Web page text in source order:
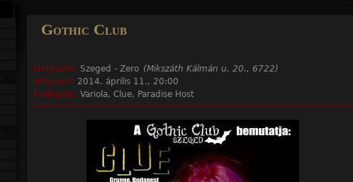
Gothic Club
Helyszín: Szeged - Zero (Mikszáth Kálmán u. 20., 6722)
Időpont: 2014. április 11., 20:00
Fellépők: Variola, Clue, Paradise Host